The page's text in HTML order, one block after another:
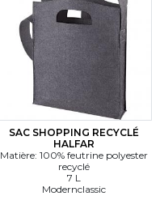
SAC SHOPPING RECYCLÉ
HALFAR
Matière: 100% feutrine polyester
recyclé
7 L
Modernclassic